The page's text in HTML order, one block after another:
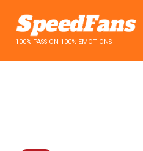
contenu100% PASSION 100% EMOTIONS